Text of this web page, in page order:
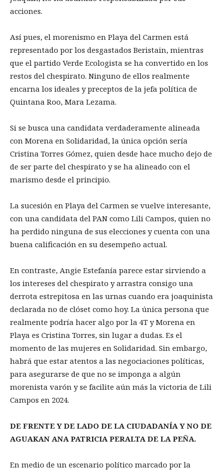
acciones.
Así pues, el morenismo en Playa del Carmen está
representado por los desgastados Beristain, mientras
que el partido Verde Ecologista se ha convertido en los
restos del chespirato. Ninguno de ellos realmente
encarna los ideales y preceptos de la jefa política de
Quintana Roo, Mara Lezama.
Si se busca una candidata verdaderamente alineada
con Morena en Solidaridad, la única opción sería
Cristina Torres Gómez, quien desde hace mucho dejo de
de ser parte del chespirato y se ha alineado con el
marismo desde el principio.
La sucesión en Playa del Carmen se vuelve interesante,
con una candidata del PAN como Lili Campos, quien no
ha perdido ninguna de sus elecciones y cuenta con una
buena calificación en su desempeño actual.
En contraste, Angie Estefanía parece estar sirviendo a
los intereses del chespirato y arrastra consigo una
derrota estrepitosa en las urnas cuando era joaquinista
declarada no de clóset como hoy. La única persona que
realmente podría hacer algo por la 4T y Morena en
Playa es Cristina Torres, sin lugar a dudas. Es el
momento de las mujeres en Solidaridad. Sin embargo,
habrá que estar atentos a las negociaciones políticas,
para asegurarse de que no se imponga a algún
morenista varón y se facilite aún más la victoria de Lili
Campos en 2024.
DE FRENTE Y DE LADO DE LA CIUDADANÍA Y NO DE
AGUAKAN ANA PATRICIA PERALTA DE LA PEÑA.
En medio de un escenario político marcado por la